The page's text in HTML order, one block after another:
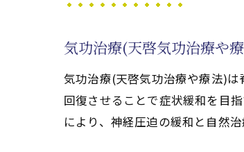
天啓気功治療
気功治療(天啓
安全に天啓気
脊柱管狭窄症
完全寛解を目
気功治療(天啓気功治療や
気功治療(天啓気功治療や療法)
回復させることで症状緩和を目
により、神経圧迫の緩和と自然